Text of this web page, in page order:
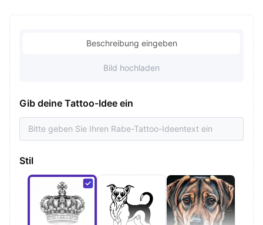
Beschreibung eingeben
Bild hochladen
Gib deine Tattoo-Idee ein
Stil